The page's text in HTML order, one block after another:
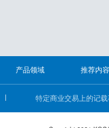
产品领域 推荐内容
特定商业交易上的记